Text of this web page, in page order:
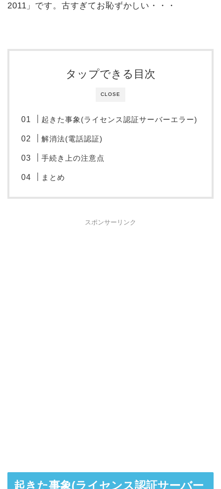
2011」です。古すぎてお恥ずかしい・・・
CLOSE
タップできる目次
起きた事象(ライセンス認証サーバーエラー)
解消法(電話認証)
手続き上の注意点
まとめ
スポンサーリンク
起きた事象(ライセンス認証サーバー